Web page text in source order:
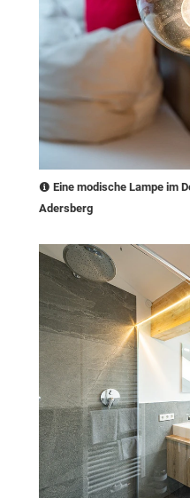
Eine modische Lampe im
Adersberg